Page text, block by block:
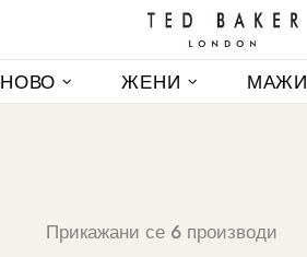
НОВО ЖЕНИ МАЖИ
Прикажани се 6 производи